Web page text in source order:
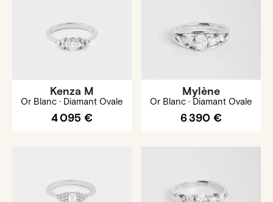
Kenza M
Or Blanc · Diamant Ovale
4 095 €
Mylène
Or Blanc · Diamant Ovale
6 390 €